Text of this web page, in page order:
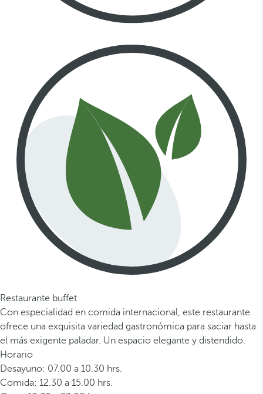
Restaurante buffet
Con especialidad en comida internacional, este restaurante
ofrece una exquisita variedad gastronómica para saciar hasta
el más exigente paladar. Un espacio elegante y distendido.
Horario
Desayuno: 07.00 a 10.30 hrs.
Comida: 12.30 a 15.00 hrs.